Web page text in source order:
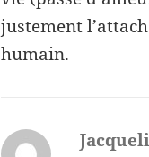
justement
humain.